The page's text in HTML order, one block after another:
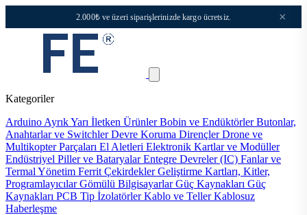
2.000₺ ve üzeri siparişlerinizde kargo ücretsiz. ×
Kategoriler
Arduino Ayrık Yarı İletken ÜrünlerBobin ve EndüktörlerButonlar,
Anahtarlar ve SwitchlerDevre Koruma DirençlerDrone ve
Multikopter Parçaları El Aletleri Elektronik Kartlar ve Modüller
Endüstriyel Piller ve BataryalarEntegre Devreler (IC) Fanlar ve
Termal Yönetim Ferrit ÇekirdeklerGeliştirme Kartları, Kitler,
ProgramlayıcılarGömülü BilgisayarlarGüç Kaynakları Güç
Kaynakları PCB Tip İzolatörlerKablo ve TellerKablosuz
Haberleşme